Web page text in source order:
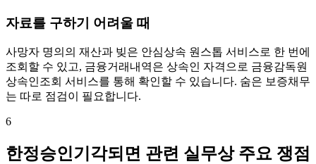
자료를 구하기 어려울 때
사망자 명의의 재산과 빚은 안심상속 원스톱 서비스로 한 번에
조회할 수 있고, 금융거래내역은 상속인 자격으로 금융감독원
상속인조회 서비스를 통해 확인할 수 있습니다. 숨은 보증채무
는 따로 점검이 필요합니다.
6
한정승인기각되면 관련 실무상 주요 쟁점